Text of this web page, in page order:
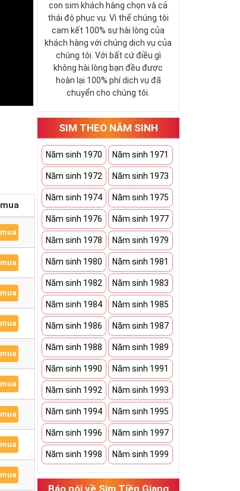
con sim khách hàng chọn và cả
thái độ phục vụ. Vì thế chúng tôi
cam kết 100% sự hài lòng của
khách hàng với chúng dịch vụ của
chúng tôi. Với bất cứ điều gì
không hài lòng bạn đều được
hoàn lại 100% phí dịch vụ đã
chuyển cho chúng tôi.
SIM THEO NĂM SINH
Năm sinh 1970 Năm sinh 1971
Năm sinh 1972 Năm sinh 1973
Năm sinh 1974 Năm sinh 1975
Năm sinh 1976 Năm sinh 1977
Năm sinh 1978 Năm sinh 1979
Năm sinh 1980 Năm sinh 1981
Năm sinh 1982 Năm sinh 1983
Năm sinh 1984 Năm sinh 1985
Năm sinh 1986 Năm sinh 1987
Năm sinh 1988 Năm sinh 1989
Năm sinh 1990 Năm sinh 1991
Năm sinh 1992 Năm sinh 1993
Năm sinh 1994 Năm sinh 1995
Năm sinh 1996 Năm sinh 1997
Năm sinh 1998 Năm sinh 1999
Báo nói về Sim Tiền Giang